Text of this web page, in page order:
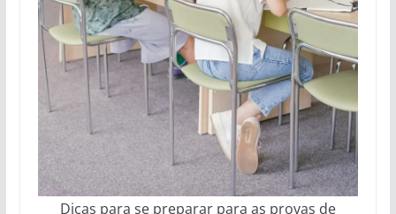
Dicas para se preparar para as provas de